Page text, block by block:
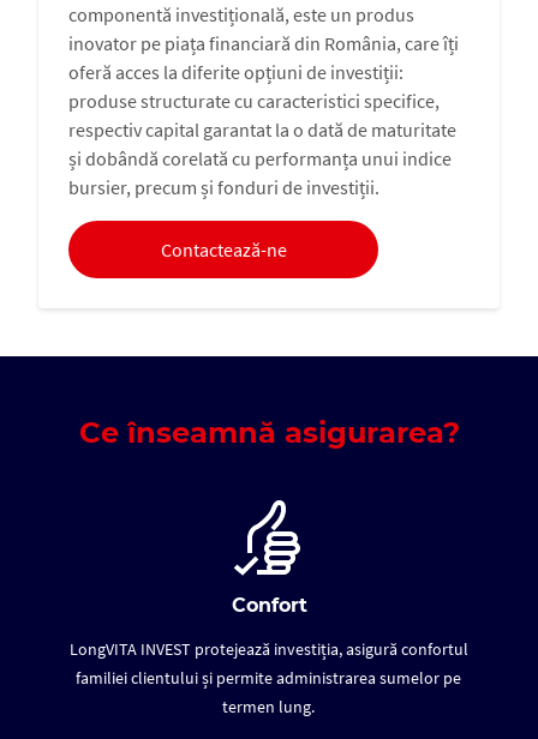
componentă investițională, este un produs
inovator pe piața financiară din România, care îți
oferă acces la diferite opțiuni de investiții:
produse structurate cu caracteristici specifice,
respectiv capital garantat la o dată de maturitate
și dobândă corelată cu performanța unui indice
bursier, precum și fonduri de investiții.
Contactează-ne
Ce înseamnă asigurarea?
Confort
LongVITA INVEST protejează investiția, asigură confortul
familiei clientului și permite administrarea sumelor pe
termen lung.